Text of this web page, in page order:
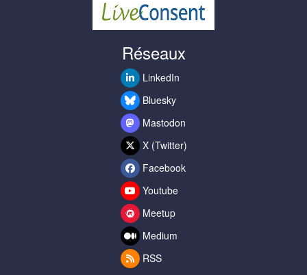
Réseaux
LinkedIn
Bluesky
Mastodon
X (Twitter)
Facebook
Youtube
Meetup
Medium
RSS